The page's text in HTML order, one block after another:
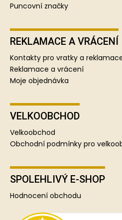
Puncovní značky
REKLAMACE A VRÁCENÍ
Kontakty pro vratky a
Reklamace a vrácení
Moje objednávka
VELKOOBCHOD
Velkoobchod
Obchodní podmínky pro
SPOLEHLIVÝ E-SHOP
Hodnocení obchodu